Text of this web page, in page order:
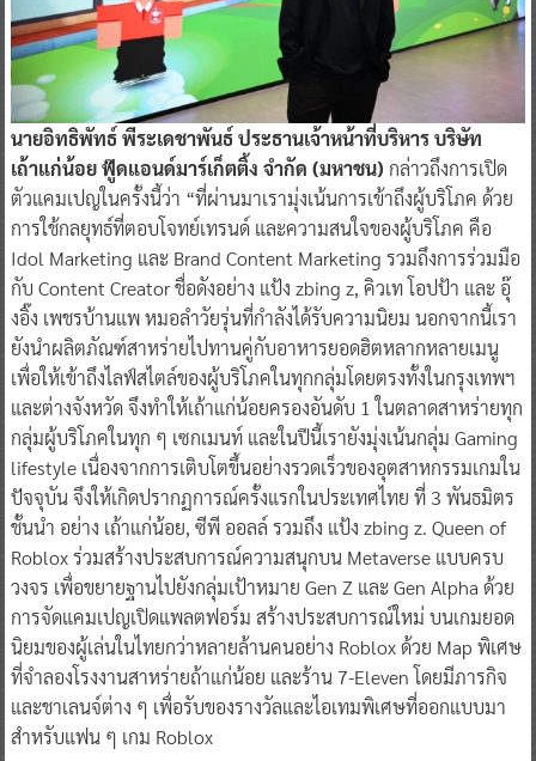
นายอิทธิพัทธ์ พีระเดชาพันธ์ ประธานเจ้าหน้าที่บริหาร บริษัท
เถ้าแก่น้อย ฟู๊ดแอนด์มาร์เก็ตติ้ง จำกัด (มหาชน) กล่าวถึงการเปิด
ตัวแคมเปญในครั้งนี้ว่า “ที่ผ่านมาเรามุ่งเน้นการเข้าถึงผู้บริโภค ด้วย
การใช้กลยุทธ์ที่ตอบโจทย์เทรนด์ และความสนใจของผู้บริโภค คือ
Idol Marketing และ Brand Content Marketing รวมถึงการร่วมมือ
กับ Content Creator ชื่อดังอย่าง แป้ง zbing z, คิวเท โอปป้า และ อุ๊
งอิ๊ง เพชรบ้านแพ หมอลำวัยรุ่นที่กำลังได้รับความนิยม นอกจากนี้เรา
ยังนำผลิตภัณฑ์สาหร่ายไปทานคู่กับอาหารยอดฮิตหลากหลายเมนู
เพื่อให้เข้าถึงไลฟ์สไตล์ของผู้บริโภคในทุกกลุ่มโดยตรงทั้งในกรุงเทพฯ
และต่างจังหวัด จึงทำให้เถ้าแก่น้อยครองอันดับ 1 ในตลาดสาหร่ายทุก
กลุ่มผู้บริโภคในทุก ๆ เซกเมนท์ และในปีนี้เรายังมุ่งเน้นกลุ่ม Gaming
lifestyle เนื่องจากการเติบโตขึ้นอย่างรวดเร็วของอุตสาหกรรมเกมใน
ปัจจุบัน จึงให้เกิดปรากฏการณ์ครั้งแรกในประเทศไทย ที่ 3 พันธมิตร
ชั้นนำ อย่าง เถ้าแก่น้อย, ซีพี ออลล์ รวมถึง แป้ง zbing z. Queen of
Roblox ร่วมสร้างประสบการณ์ความสนุกบน Metaverse แบบครบ
วงจร เพื่อขยายฐานไปยังกลุ่มเป้าหมาย Gen Z และ Gen Alpha ด้วย
การจัดแคมเปญเปิดแพลตฟอร์ม สร้างประสบการณ์ใหม่ บนเกมยอด
นิยมของผู้เล่นในไทยกว่าหลายล้านคนอย่าง Roblox ด้วย Map พิเศษ
ที่จำลองโรงงานสาหร่ายถ้าแก่น้อย และร้าน 7-Eleven โดยมีภารกิจ
และชาเลนจ์ต่าง ๆ เพื่อรับของรางวัลและไอเทมพิเศษที่ออกแบบมา
สำหรับแฟน ๆ เกม Roblox